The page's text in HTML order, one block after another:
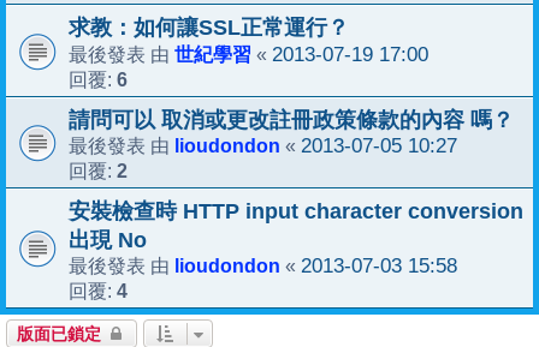
求教：如何讓SSL正常運行？
最後發表 由 世紀學習 « 2013-07-19 17:00
回覆: 6
請問可以 取消或更改註冊政策條款的內容 嗎？
最後發表 由 lioudondon « 2013-07-05 10:27
回覆: 2
安裝檢查時 HTTP input character conversion
出現 No
最後發表 由 lioudondon « 2013-07-03 15:58
回覆: 4
版面已鎖定